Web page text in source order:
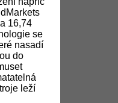
16,74
se
nasadí
do
leží